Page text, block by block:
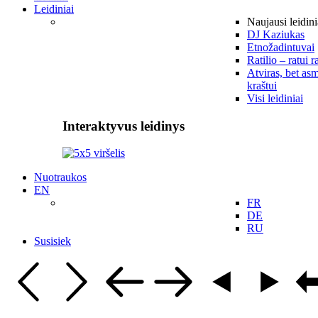
Leidiniai
Naujausi
DJ Kaziukas
Etnožadintuvai
Ratilio – ratui
Atviras, bet
kraštui
Visi leidiniai
Interaktyvus leidinys
Nuotraukos
EN
FR
DE
RU
Susisiek